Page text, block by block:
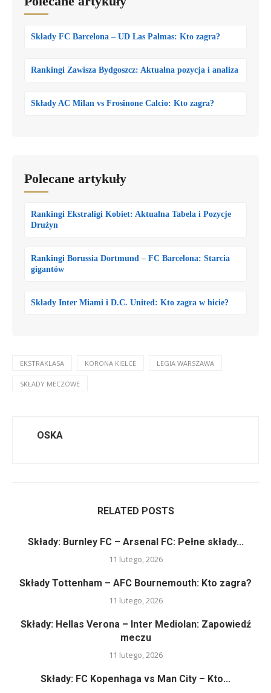
Składy FC Barcelona – UD Las Palmas: Kto zagra?
Rankingi Zawisza Bydgoszcz: Aktualna pozycja i analiza
Składy AC Milan vs Frosinone Calcio: Kto zagra?
Polecane artykuły
Rankingi Ekstraligi Kobiet: Aktualna Tabela i Pozycje
Drużyn
Rankingi Borussia Dortmund – FC Barcelona: Starcia
gigantów
Składy Inter Miami i D.C. United: Kto zagra w hicie?
EKSTRAKLASA KORONA KIELCE LEGIA WARSZAWA
SKŁADY MECZOWE
OSKA
RELATED POSTS
Składy: Burnley FC – Arsenal FC: Pełne składy...
11 lutego, 2026
Składy Tottenham – AFC Bournemouth: Kto zagra?
11 lutego, 2026
Składy: Hellas Verona – Inter Mediolan: Zapowiedź
meczu
11 lutego, 2026
Składy: FC Kopenhaga vs Man City – Kto...